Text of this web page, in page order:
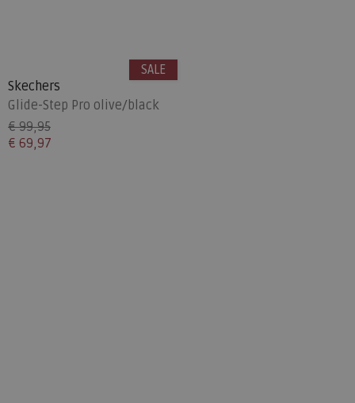
Skechers
Glide-Step Pro olive/black
€ 99,95
€ 69,97
SALE